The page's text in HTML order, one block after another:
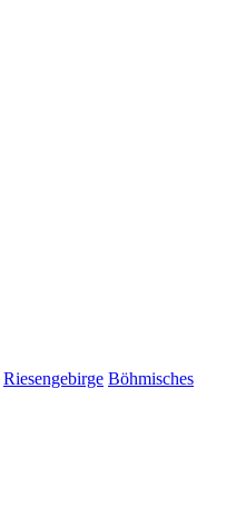
Riesengebirge Böhmisches